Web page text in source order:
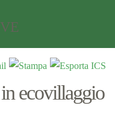
ecovillaggio